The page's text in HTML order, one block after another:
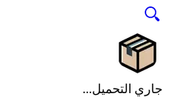
جاري التحميل...